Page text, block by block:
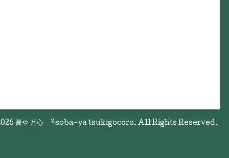
蕎や 月心 *soba-ya tsukigocoro. All Rights Reserved.